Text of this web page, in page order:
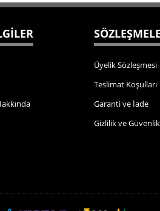
Üyelik Sözleşmesi
Teslimat Koşulları
Garanti ve İade
Gizlilik ve Güvenlik